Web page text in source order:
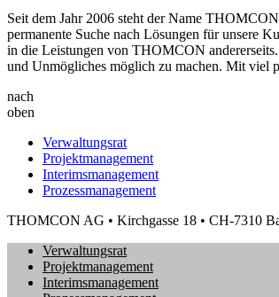
Seit dem Jahr 2006 steht der Name
permanente Suche nach Lösungen für unsere
in die Leistungen von THOMCON
und Unmögliches möglich zu machen. Mit viel
nach
oben
Verwaltungsrat
Projektmanagement
Interimsmanagement
Prozessmanagement
THOMCON AG • Kirchgasse 18 • CH-7310
Verwaltungsrat
Projektmanagement
Interimsmanagement